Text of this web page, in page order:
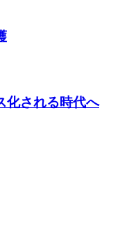
化される時代へ